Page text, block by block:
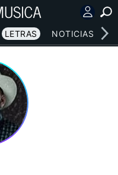
LETRAS NOTICIAS